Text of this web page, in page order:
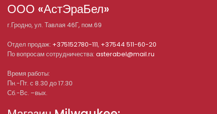
ООО «АстЭраБел»
г.Гродно, ул. Тавлая 46Г, пом.69
Отдел продаж: +375152780-111, +37544 511-60-20
По вопросам сотрудничества: asterabel@mail.ru
Время работы:
Пн.-Пт. с 8.30 до 17.30
Сб.-Вс. –вых.